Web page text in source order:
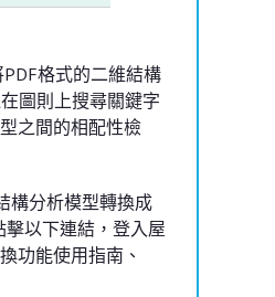
格式的二維結構
圖則上搜尋關鍵字
之間的相配性檢
構分析模型轉換成
以下連結，登入屋
功能使用指南、